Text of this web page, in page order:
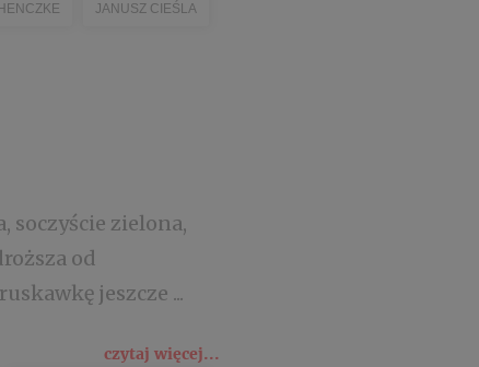
JANUSZ CIEŚLA
soczyście zielona,
od
jeszcze ...
czytaj więcej...